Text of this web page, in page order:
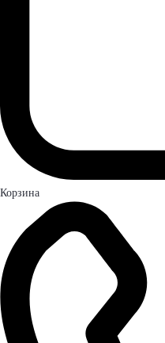
Корзина